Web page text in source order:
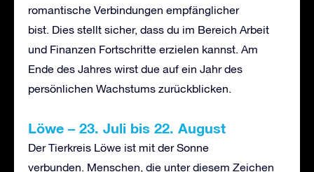
romantische Verbindungen empfänglicher
bist. Dies stellt sicher, dass du im Bereich Arbeit
und Finanzen Fortschritte erzielen kannst. Am
Ende des Jahres wirst due auf ein Jahr des
persönlichen Wachstums zurückblicken.
Löwe – 23. Juli bis 22. August
Der Tierkreis Löwe ist mit der Sonne
verbunden. Menschen, die unter diesem Zeichen